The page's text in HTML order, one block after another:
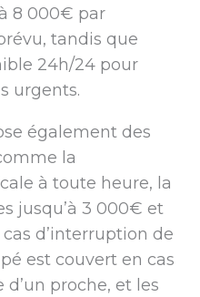
8 000€ par
tandis que
24h/24 pour
urgents.
également des
la
à toute heure, la
jusqu’à 3 000€ et
d’interruption de
est couvert en cas
d’un proche, et les